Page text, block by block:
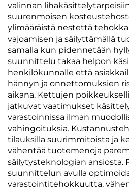
valinnan
suurenmoisen
ylimääräistä nestettä
vajoamisen ja säilyttämällä
samalla kun pidennetään
suunnittelu takaa helpon
henkilökunnalle että
hännyn ja onnettomuksien
aikana. Kettujen
jatkuvat vaatimukset
varastoinnissa ilman
vahingoituksia.
tilauksilla suurimmitoista ja
vähentää tuotemenoja
säilytysteknologian ansiosta.
suunnittelun avulla
varastointitehokkuutta,